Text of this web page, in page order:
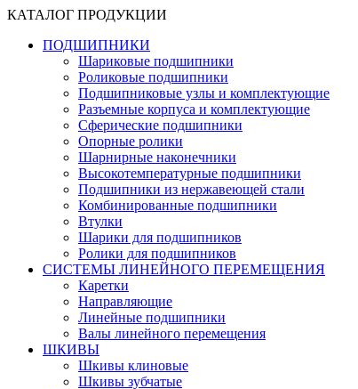
КАТАЛОГ ПРОДУКЦИИ
ПОДШИПНИКИ
Шариковые подшипники
Роликовые подшипники
Подшипниковые узлы и комплектующие
Разъемные корпуса и комплектующие
Сферические подшипники
Опорные ролики
Шарнирные наконечники
Высокотемпературные подшипники
Подшипники из нержавеющей стали
Комбинированные подшипники
Втулки
Шарики для подшипников
Ролики для подшипников
СИСТЕМЫ ЛИНЕЙНОГО ПЕРЕМЕЩЕНИЯ
Каретки
Направляющие
Линейные подшипники
Валы линейного перемещения
ШКИВЫ
Шкивы клиновые
Шкивы зубчатые